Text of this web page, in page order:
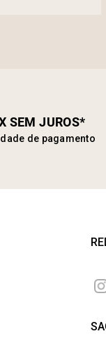
SEM JUROS*
de pagamento